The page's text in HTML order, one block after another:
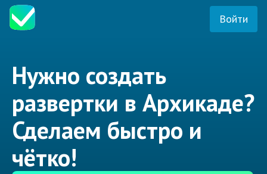
Войти
Нужно создать
развертки в Архикаде?
Сделаем быстро и
чётко!